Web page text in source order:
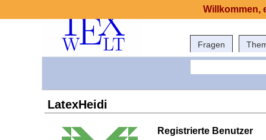
Fragen
LatexHeidi
Registrierte Benutzer
Willkommen,